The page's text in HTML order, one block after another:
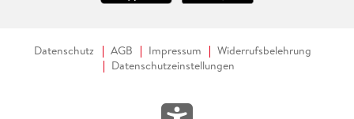
Datenschutz AGB Impressum
Widerrufsbelehrung
Datenschutzeinstellungen